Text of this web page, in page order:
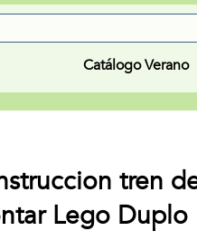
Catálogo Verano
tren
Lego Duplo